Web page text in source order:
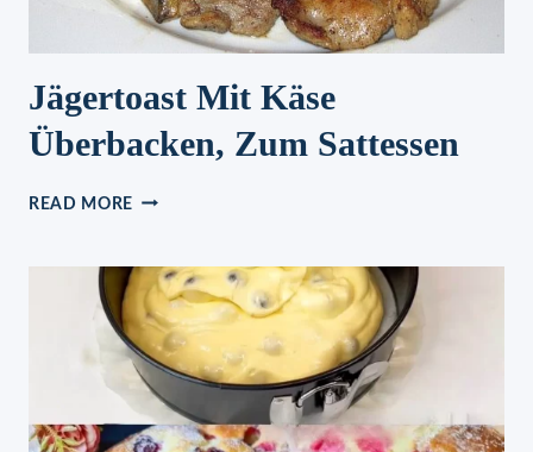
Jägertoast Mit Käse
Überbacken, Zum Sattessen
READ MORE JÄGERTOAST
ÜBERBACKEN,
ZUM
SATTESSEN